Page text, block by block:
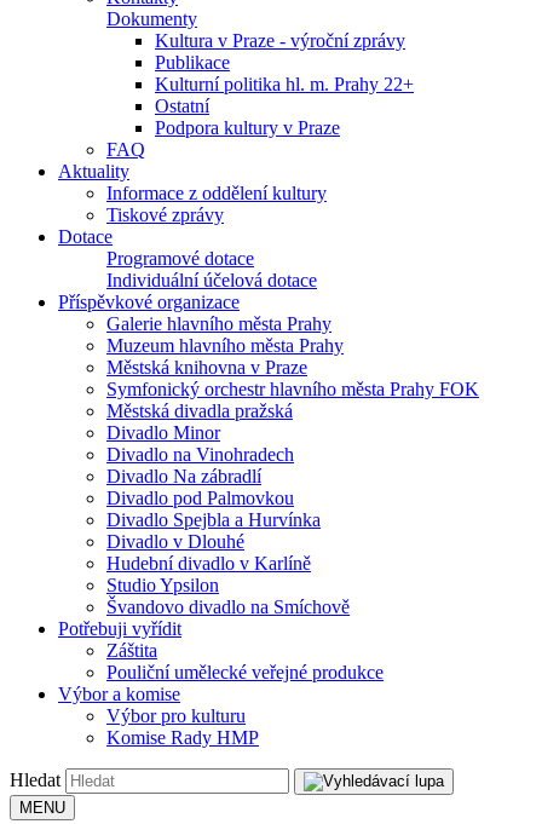
Dokumenty
Kultura v Praze - výroční zprávy
Publikace
Kulturní politika hl. m. Prahy 22+
Ostatní
Podpora kultury v Praze
FAQ
Aktuality
Informace z oddělení kultury
Tiskové zprávy
Dotace
Programové dotace
Individuální účelová dotace
Příspěvkové organizace
Galerie hlavního města Prahy
Muzeum hlavního města Prahy
Městská knihovna v Praze
Symfonický orchestr hlavního města Prahy FOK
Městská divadla pražská
Divadlo Minor
Divadlo na Vinohradech
Divadlo Na zábradlí
Divadlo pod Palmovkou
Divadlo Spejbla a Hurvínka
Divadlo v Dlouhé
Hudební divadlo v Karlíně
Studio Ypsilon
Švandovo divadlo na Smíchově
Potřebuji vyřídit
Záštita
Pouliční umělecké veřejné produkce
Výbor a komise
Výbor pro kulturu
Komise Rady HMP
Hledat
MENU